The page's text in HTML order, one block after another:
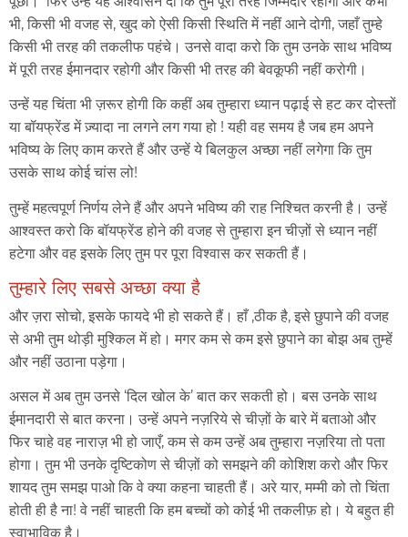
भी,किसी भी वजह से,खुद को ऐसी किसी स्थिति में नहीं आने दोगी, जहाँ तुम्हे
किसी भी तरह की तकलीफ पहंचे। उनसे वादा करो कि तुम उनके साथ भविष्य
में पूरी तरह ईमानदार रहोगी और किसी भी तरह की बेवकूफी नहीं करोगी।
उन्हें यह चिंता भी ज़रूर होगी कि कहीं अब तुम्हारा ध्यान पढ़ाई से हट कर दोस्तों
या बॉयफ्रेंड में ज़्यादा ना लगने लग गया हो !यही वह समय है जब हम अपने
भविष्य के लिए काम करते हैं और उन्हें ये बिलकुल अच्छा नहीं लगेगा कि तुम
उसके साथ कोई चांस लो!
तुम्हें महत्वपूर्ण निर्णय लेने हैं और अपने भविष्य की राह निश्चित करनी है। उन्हें
आश्वस्त करो कि बॉयफ्रेंड होने की वजह से तुम्हारा इन चीज़ों सेध्यान नहीं
हटेगा और वह इसके लिए तुम पर पूरा विश्वास कर सकती हैं।
तुम्हारे लिए सबसे अच्छा क्या है
और ज़रा सोचो, इसके फायदे भी हो सकते हैं। हाँ ,ठीक है, इसे छुपाने की वजह
से अभी तुम थोड़ी मुश्किल में हो। मगर कम से कम इसे छुपाने का बोझ अब तुम्हें
और नहीं उठाना पड़ेगा।
असल में अब तुम उनसे ‘दिल खोल के’ बात कर सकती हो। बस उनके साथ
ईमानदारी से बात करना। उन्हें अपने नज़रिये से चीज़ों के बारे में बताओ और
फिर चाहे वह नाराज़ भी हो जाएँ, कम से कम उन्हें अब तुम्हारा नज़रिया तो पता
होगा। तुम भी उनके दृष्टिकोण से चीज़ों को समझने की कोशिश करो और फिर
शायद तुम समझ पाओ कि वे क्या कहना चाहती हैं। अरे यार, मम्मी को तो चिंता
होती ही है ना! वे नहीं चाहती कि हम बच्चों को कोई भी तकलीफ़ हो। ये बहुत ही
स्वाभाविक है।